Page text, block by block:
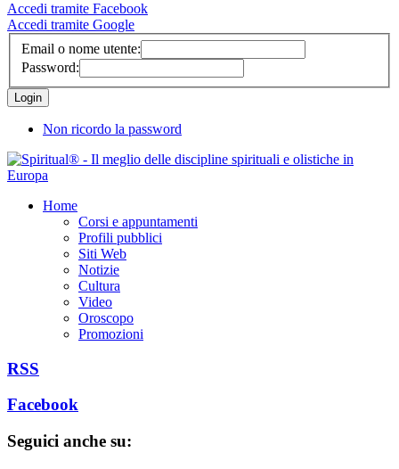
Accedi tramite Facebook
Accedi tramite Google
Email o nome utente:
Password:
Non ricordo la password
Home
Corsi e appuntamenti
Profili pubblici
Siti Web
Notizie
Cultura
Video
Oroscopo
Promozioni
RSS
Facebook
Seguici anche su: